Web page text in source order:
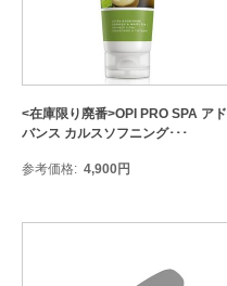
<在庫限り廃番>OPI PRO SPA アド
バンス カルスソフニング･･･
参考価格 4,900円